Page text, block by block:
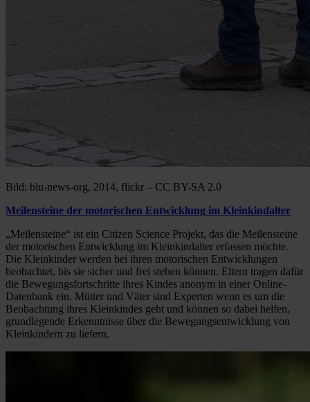
Bild: blu-news-org, 2014, flickr – CC BY-SA 2.0
Meilensteine der motorischen Entwicklung im Kleinkindalter
„Meilensteine“ ist ein Citizen Science Projekt, das die Meilensteine
der motorischen Entwicklung im Kleinkindalter erfassen möchte.
Die Kleinkinder werden bei ihren motorischen Entwicklungen
beobachtet, bis sie sicher und frei stehen können. Eltern tragen dafür
die Bewegungsfortschritte ihres Kindes anonym in einer Online-
Datenbank ein. Mütter und Väter sind Experten wenn es um die
Beobachtung ihres Kleinkindes geht und können so dabei helfen,
grundlegende Erkenntnisse über die Bewegungsentwicklung von
Kleinkindern zu liefern.